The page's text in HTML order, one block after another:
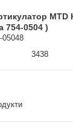
MTD
754-0504 )
3438